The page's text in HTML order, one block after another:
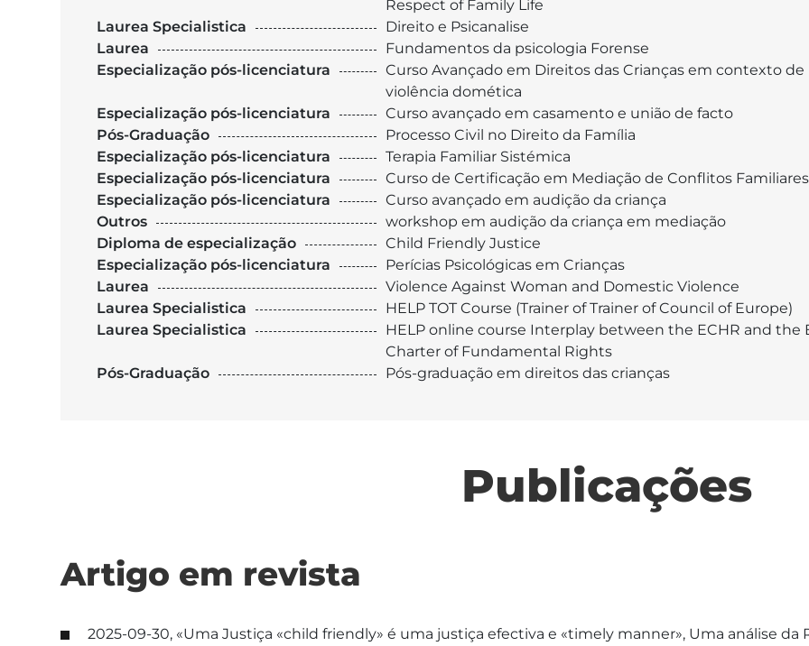
Respect of Family Life
Laurea Specialistica
Direito e Psicanalise
Laurea
Fundamentos da psicologia Forense
Especialização pós-licenciatura
Curso Avançado em Direitos das Crianças em contexto de
violência domética
Especialização pós-licenciatura
Curso avançado em casamento e união de facto
Pós-Graduação
Processo Civil no Direito da Família
Especialização pós-licenciatura
Terapia Familiar Sistémica
Especialização pós-licenciatura
Curso de Certificação em Mediação de Conflitos Familiares
Especialização pós-licenciatura
Curso avançado em audição da criança
Outros
workshop em audição da criança em mediação
Diploma de especialização
Child Friendly Justice
Especialização pós-licenciatura
Perícias Psicológicas em Crianças
Laurea
Violence Against Woman and Domestic Violence
Laurea Specialistica
HELP TOT Course (Trainer of Trainer of Council of Europe)
Laurea Specialistica
HELP online course Interplay between the ECHR and the
Charter of Fundamental Rights
Pós-Graduação
Pós-graduação em direitos das crianças
Publicações
Artigo em revista
2025-09-30, «Uma Justiça «child friendly» é uma justiça efectiva e «timely manner», Uma análise